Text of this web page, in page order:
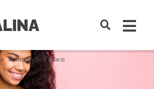
/ ACONSELHAMOS PARA SI